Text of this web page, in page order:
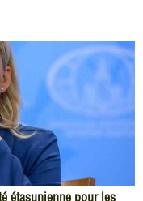
étasunienne pour les